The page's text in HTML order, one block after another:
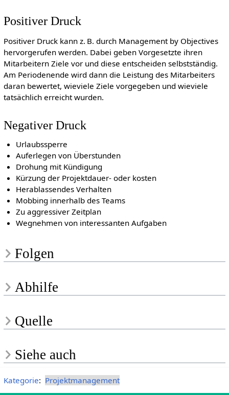
Positiver Druck
Positiver Druck kann z. B. durch Management by Objectives
hervorgerufen werden. Dabei geben Vorgesetzte ihren
Mitarbeitern Ziele vor und diese entscheiden selbstständig.
Am Periodenende wird dann die Leistung des Mitarbeiters
daran bewertet, wieviele Ziele vorgegeben und wieviele
tatsächlich erreicht wurden.
Negativer Druck
Urlaubssperre
Auferlegen von Überstunden
Drohung mit Kündigung
Kürzung der Projektdauer- oder kosten
Herablassendes Verhalten
Mobbing innerhalb des Teams
Zu aggressiver Zeitplan
Wegnehmen von interessanten Aufgaben
Folgen
Abhilfe
Quelle
Siehe auch
Kategorie: Projektmanagement